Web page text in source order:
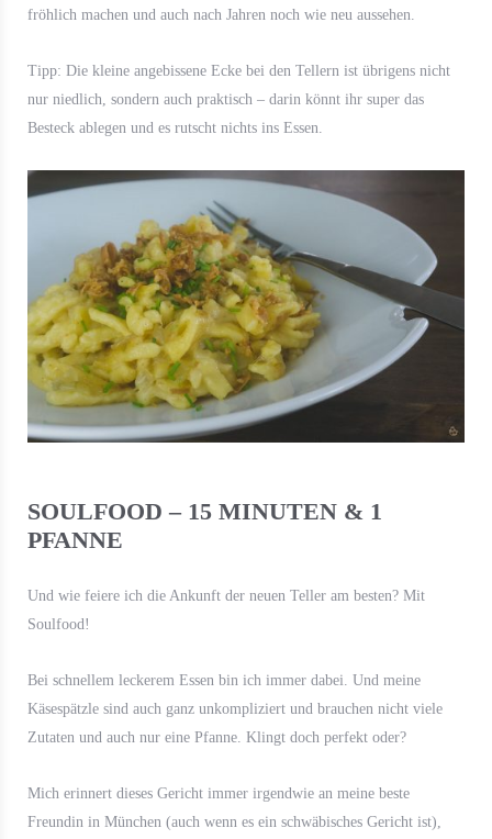
fröhlich machen und auch nach Jahren noch wie neu aussehen.
Tipp: Die kleine angebissene Ecke bei den Tellern ist übrigens nicht
nur niedlich, sondern auch praktisch – darin könnt ihr super das
Besteck ablegen und es rutscht nichts ins Essen.
SOULFOOD – 15 MINUTEN & 1
PFANNE
Und wie feiere ich die Ankunft der neuen Teller am besten? Mit
Soulfood!
Bei schnellem leckerem Essen bin ich immer dabei. Und meine
Käsespätzle sind auch ganz unkompliziert und brauchen nicht viele
Zutaten und auch nur eine Pfanne. Klingt doch perfekt oder?
Mich erinnert dieses Gericht immer irgendwie an meine beste
Freundin in München (auch wenn es ein schwäbisches Gericht ist),